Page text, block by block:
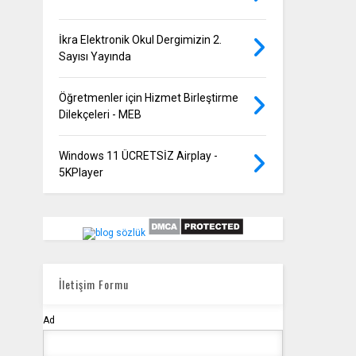
İkra Elektronik Okul Dergimizin 2.
Sayısı Yayında
Öğretmenler için Hizmet Birleştirme
Dilekçeleri - MEB
Windows 11 ÜCRETSİZ Airplay -
5KPlayer
İletişim Formu
Ad